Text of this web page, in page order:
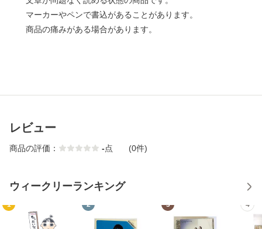
マーカーやペンで書込があることがあります。
商品の痛みがある場合があります。
レビュー
商品の評価： -点 (0件)
ウィークリーランキング
1 2 3 4